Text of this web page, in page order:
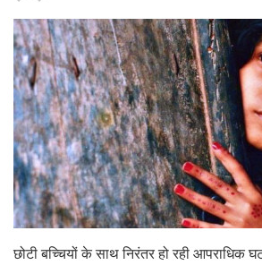
छोटी बच्चियों के साथ निरंतर हो रही आपराधिक